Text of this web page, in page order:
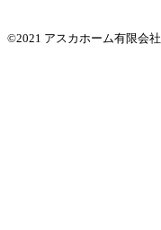
©2021 アスカホーム有限会社